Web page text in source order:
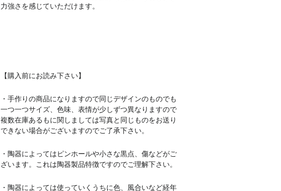
力強さを感じていただけます。
【購入前にお読み下さい】
・手作りの商品になりますので同じデザインのものでも
一つ一つサイズ、色味、表情が少しずつ異なりますので
複数在庫あるもに関しましては写真と同じものをお送り
できない場合がございますのでご了承下さい。
・陶器によってはピンホールや小さな黒点、傷などがご
ざいます。これは陶器製品特徴ですのでご理解下さい。
・陶器によっては使っていくうちに色、風合いなど経年